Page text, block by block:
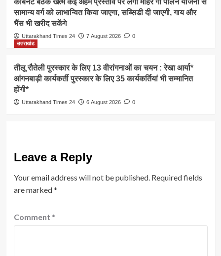
सामान्य वर्ग को लाभान्वित किया जाएगा, सब्सिडी दी जाएगी, गाय और
भैंस भी खरीद सकेंगे
Uttarakhand Times 24 7 August 2026
0
उत्तराखंड
तीलू रौतेली पुरस्कार के लिए 13 वीरांगनाओं का चयन : रेखा आर्या*
आंगनबाड़ी कार्यकर्ती पुरस्कार के लिए 35 कार्यकर्तियां भी सम्मानित
होंगी*
Uttarakhand Times 24 6 August 2026 0
Leave a Reply
Your email address will not be published. Required fields
are marked*
Comment *